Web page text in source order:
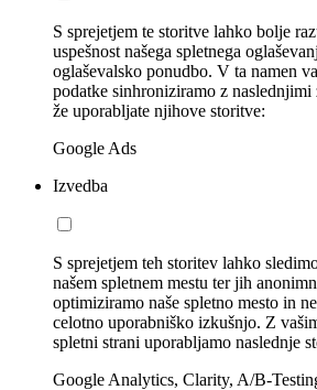
S sprejetjem te storitve lahko bolje
uspešnost našega spletnega
oglaševalsko ponudbo. V ta namen
podatke sinhroniziramo z
že uporabljate njihove storitve:
Google Ads
Izvedba
S sprejetjem teh storitev lahko
našem spletnem mestu ter jih
optimiziramo naše spletno mesto in
celotno uporabniško izkušnjo. Z
spletni strani uporabljamo naslednje
Google Analytics, Clarity, A/B-